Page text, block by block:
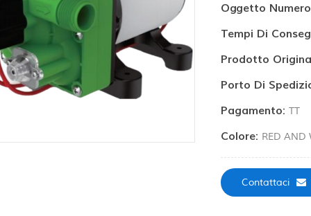
Oggetto
Tempi Di
Prodotto
Porto Di
Pagamento: TT
Colore: RED AND
Contattaci